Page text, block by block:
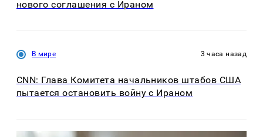
нового соглашения с Ираном
В мире 3 часа назад
CNN: Глава Комитета начальников штабов США
пытается остановить войну с Ираном